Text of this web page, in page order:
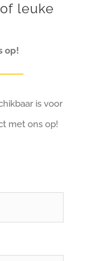
leuke
op!
is voor
met ons op!